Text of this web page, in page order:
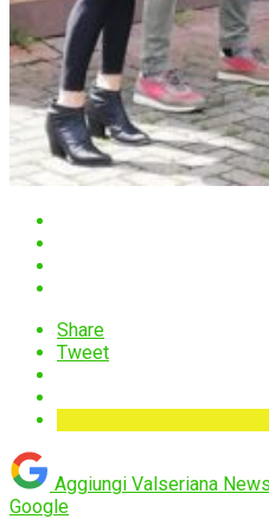
Share
Tweet
Aggiungi Valseriana
Google